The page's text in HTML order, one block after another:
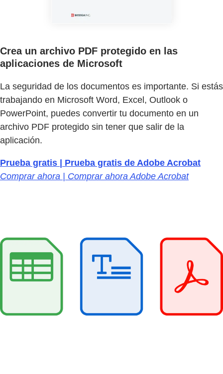
Crea un archivo PDF protegido en las
aplicaciones de Microsoft
La seguridad de los documentos es importante. Si estás
trabajando en Microsoft Word, Excel, Outlook o
PowerPoint, puedes convertir tu documento en un
archivo PDF protegido sin tener que salir de la
aplicación.
Prueba gratis | Prueba gratis de Adobe Acrobat
Comprar ahora | Comprar ahora Adobe Acrobat